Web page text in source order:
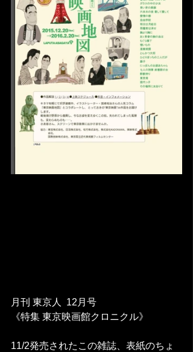
月刊 東京人  12月号
《特集 東京映画館クロニクル》
11/2発売されたこの雑誌、表紙のちょ